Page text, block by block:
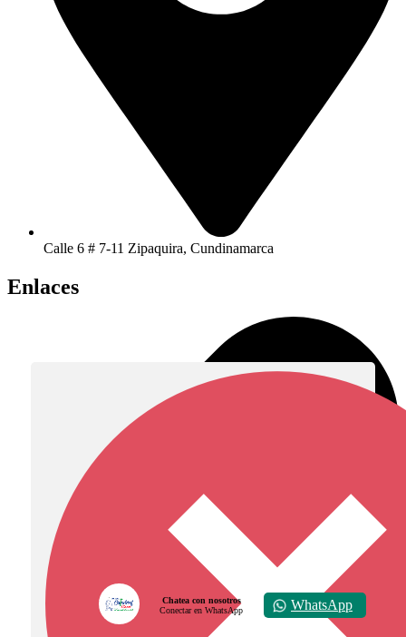
Calle 6 # 7-11 Zipaquira, Cundinamarca
Enlaces
Chatea con nosotros
Conectar en WhatsApp
WhatsApp